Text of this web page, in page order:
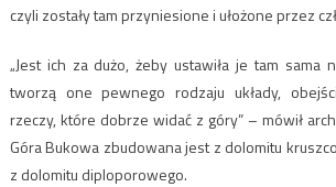
czyli zostały tam przyniesione i ułożone przez
„Jest ich za dużo, żeby ustawiła je tam sama
tworzą one pewnego rodzaju układy,
rzeczy, które dobrze widać z góry” – mówił
Góra Bukowa zbudowana jest z dolomitu
z dolomitu diploporowego.